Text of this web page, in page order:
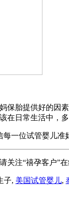
保胎提供好的因
在日常生活中，
一位试管婴儿准
关注“禧孕客户”在
子, 美国试管婴儿,